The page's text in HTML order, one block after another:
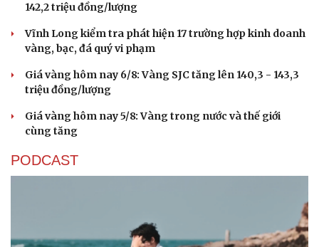
142,2 triệu đồng/lượng
Vĩnh Long kiểm tra phát hiện 17 trường hợp kinh doanh
vàng, bạc, đá quý vi phạm
Giá vàng hôm nay 6/8: Vàng SJC tăng lên 140,3 - 143,3
triệu đồng/lượng
Giá vàng hôm nay 5/8: Vàng trong nước và thế giới
cùng tăng
PODCAST